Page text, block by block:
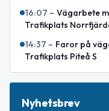
16:07 – Vägarbete
Trafikplats
14:37 – Faror på
Trafikplats Piteå S
Nyhetsbrev